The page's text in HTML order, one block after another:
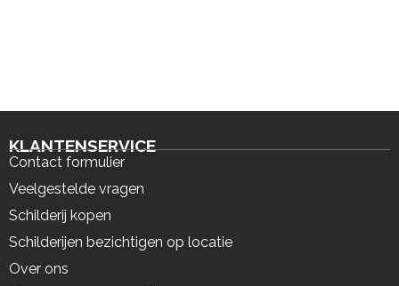
KLANTENSERVICE
Contact formulier
Veelgestelde vragen
Schilderij kopen
Schilderijen bezichtigen op locatie
Over ons